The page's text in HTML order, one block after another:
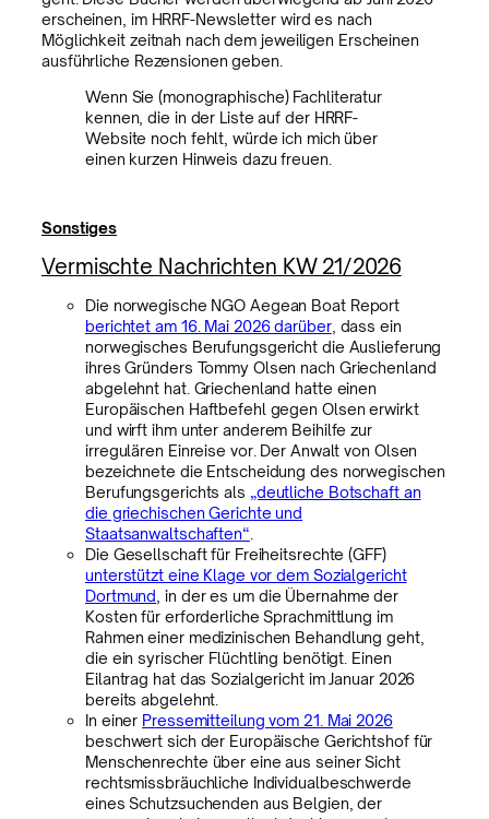
erscheinen, im HRRF-Newsletter wird es nach
Möglichkeit zeitnah nach dem jeweiligen Erscheinen
ausführliche Rezensionen geben.
Wenn Sie (monographische) Fachliteratur
kennen, die in der Liste auf der HRRF-
Website noch fehlt, würde ich mich über
einen kurzen Hinweis dazu freuen.
Sonstiges
Vermischte Nachrichten KW 21/2026
Die norwegische NGO Aegean Boat Report
berichtet am 16. Mai 2026 darüber, dass ein
norwegisches Berufungsgericht die Auslieferung
ihres Gründers Tommy Olsen nach Griechenland
abgelehnt hat. Griechenland hatte einen
Europäischen Haftbefehl gegen Olsen erwirkt
und wirft ihm unter anderem Beihilfe zur
irregulären Einreise vor. Der Anwalt von Olsen
bezeichnete die Entscheidung des norwegischen
Berufungsgerichts als „deutliche Botschaft an
die griechischen Gerichte und
Staatsanwaltschaften“
Die Gesellschaft für Freiheitsrechte (GFF)
unterstützt eine Klage vor dem Sozialgericht
Dortmund , in der es um die Übernahme der
Kosten für erforderliche Sprachmittlung im
Rahmen einer medizinischen Behandlung geht,
die ein syrischer Flüchtling benötigt. Einen
Eilantrag hat das Sozialgericht im Januar 2026
bereits abgelehnt.
In einer Pressemitteilung vom 21. Mai 2026
beschwert sich der Europäische Gerichtshof für
Menschenrechte über eine aus seiner Sicht
rechtsmissbräuchliche Individualbeschwerde
eines Schutzsuchenden aus Belgien, der